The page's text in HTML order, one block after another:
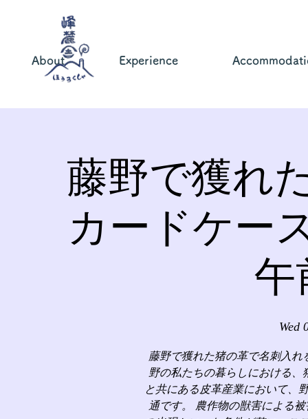
About Experience
藤野で獲れ
カードケー
午
Wed
藤野で獲れた猪の革で名刺入
野の私たちの暮らしにおける
と共にある皮革産業において、
通です。 農作物の獣害による